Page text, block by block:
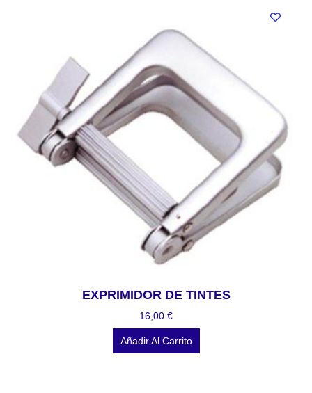
EXPRIMIDOR DE TINTES
16,00 €
Añadir Al Carrito